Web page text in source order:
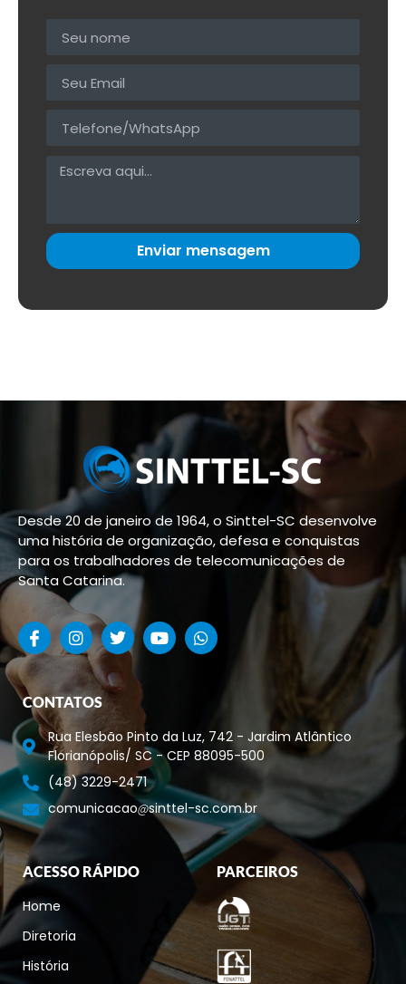
Enviar mensagem
Desde 20 de janeiro de 1964, o Sinttel-SC desenvolve
uma história de organização, defesa e conquistas
para os trabalhadores de telecomunicações de
Santa Catarina.
CONTATOS
Rua Elesbão Pinto da Luz, 742 - Jardim Atlântico
Florianópolis/ SC - CEP 88095-500
(48) 3229-2471
comunicacao
sinttel-sc.com.br
ACESSO RÁPIDO
Home
Diretoria
História
PARCEIROS